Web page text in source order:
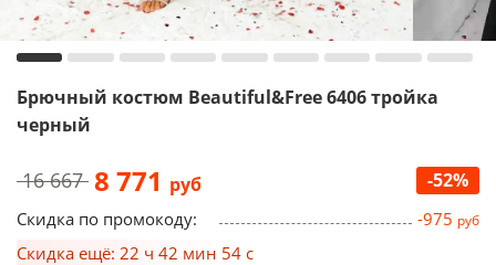
Брючный костюм Beautiful&Free 6406 тройка
черный
16 667 8 771 руб -52%
Скидка по промокоду: -975 руб
Скидка ещё: 22 ч 42 мин 53 с